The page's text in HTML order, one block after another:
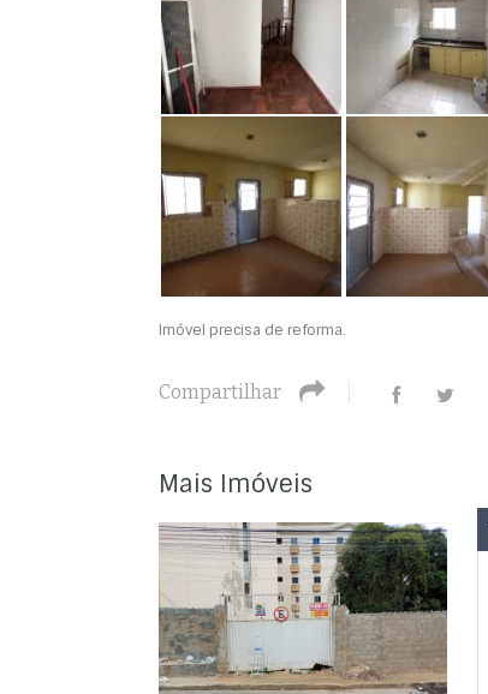
Imóvel precisa de reforma.
Compartilhar
Mais Imóveis